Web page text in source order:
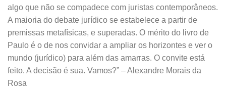
algo que não se compadece com juristas contemporâneos.
A maioria do debate jurídico se estabelece a partir de
premissas metafísicas, e superadas. O mérito do livro de
Paulo é o de nos convidar a ampliar os horizontes e ver o
mundo (jurídico) para além das amarras. O convite está
feito. A decisão é sua. Vamos?” – Alexandre Morais da
Rosa